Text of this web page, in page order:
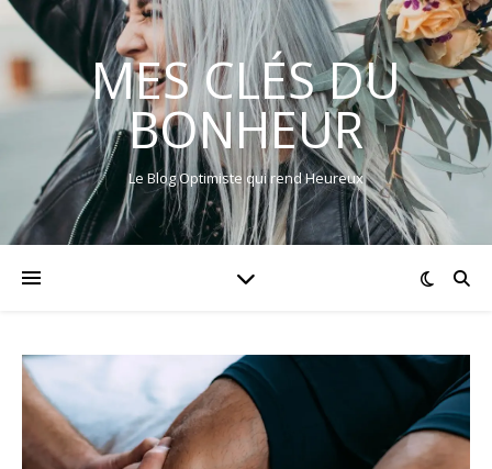
MES CLÉS DU
BONHEUR
Le Blog Optimiste qui rend Heureux